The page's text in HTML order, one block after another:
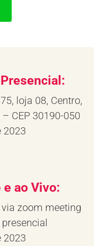
loja 08, Centro,
CEP 30190-050
2023
ao Vivo:
zoom meeting
2023